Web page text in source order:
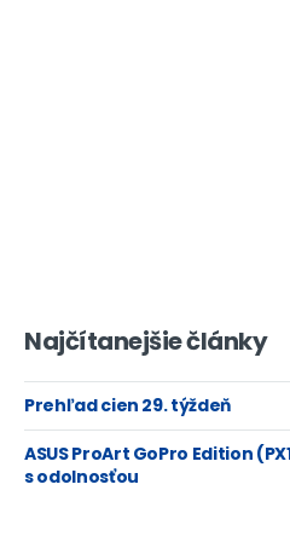
Najčítanejšie články
Prehľad cien 29. týždeň
ASUS ProArt GoPro Edition
s odolnosťou